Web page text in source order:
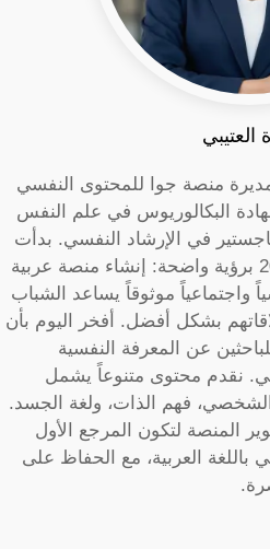
العتيبي
منصة جوا للمحتوى النفسي
البكالوريوس في علم النفس
في الإرشاد النفسي. بدأت
رحلتي مع جوا في عام 2020 برؤية واضحة: إنشاء منصة عربية
موثوقاً يساعد الشباب
بشكل أفضل. أفخر اليوم بأن
عن المعرفة النفسية
نقدم محتوى متنوعاً يشمل
الشخصي، فهم الذات، ولغة الجسد.
المنصة لتكون المرجع الأول
باللغة العربية، مع الحفاظ على